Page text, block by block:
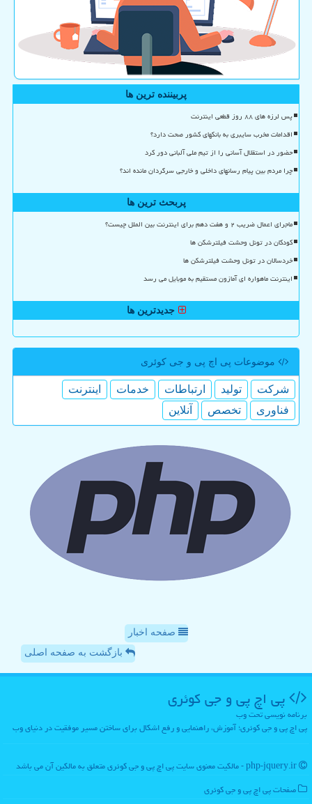
پربیننده ترین ها
پس لرزه های ۸۸ روز قطعی اینترنت
اقدامات مخرب سایبری به بانکهای کشور صحت دارد؟
حضور در استقلال آسانی را از تیم ملی آلبانی دور کرد
چرا مردم بین پیام رسانهای داخلی و خارجی سرگردان مانده اند؟
پربحث ترین ها
ماجرای اعمال ضریب ۲ و هفت دهم برای اینترنت بین الملل چیست؟
کودکان در تونل وحشت فیلترشکن ها
خردسالان در تونل وحشت فیلترشکن ها
اینترنت ماهواره ای آمازون مستقیم به موبایل می رسد
جدیدترین ها
موضوعات پی اچ پی و جی كوئری
شركت تولید ارتباطات خدمات
اینترنت
فناوری
تخصص آنلاین
صفحه اخبار
بازگشت به صفحه اصلی
پی اچ پی و جی كوئری
برنامه نویسی تحت وب
پی اچ پی و جی کوئری؛ آموزش، راهنمایی و رفع اشکال برای ساختن مسیر موفقیت در دنیای وب
صفحات پی اچ پی و جی كوئری